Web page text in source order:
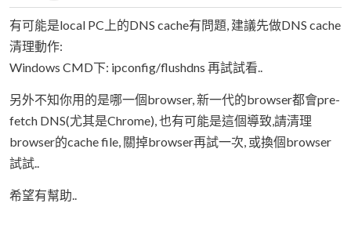
有可能是local PC上的DNS cache有問題, 建議先做DNS cache
清理動作:
Windows CMD下: ipconfig/flushdns 再試試看..
另外不知你用的是哪一個browser, 新一代的browser都會pre-
fetch DNS(尤其是Chrome), 也有可能是這個導致,請清理
browser的cache file, 關掉browser再試一次, 或換個browser
試試..
希望有幫助..